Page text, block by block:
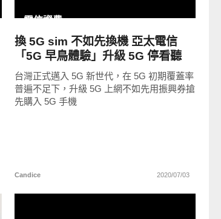
電信資費
換 5G sim 不如先換機 亞太電信
「5G 早鳥體驗」升級 5G 停看聽
台灣正式邁入 5G 新世代，在 5G 初期覆蓋率
普遍不足下，升級 5G 上網不如先用振興券搶
先購入 5G 手機
Candice 2020/07/03